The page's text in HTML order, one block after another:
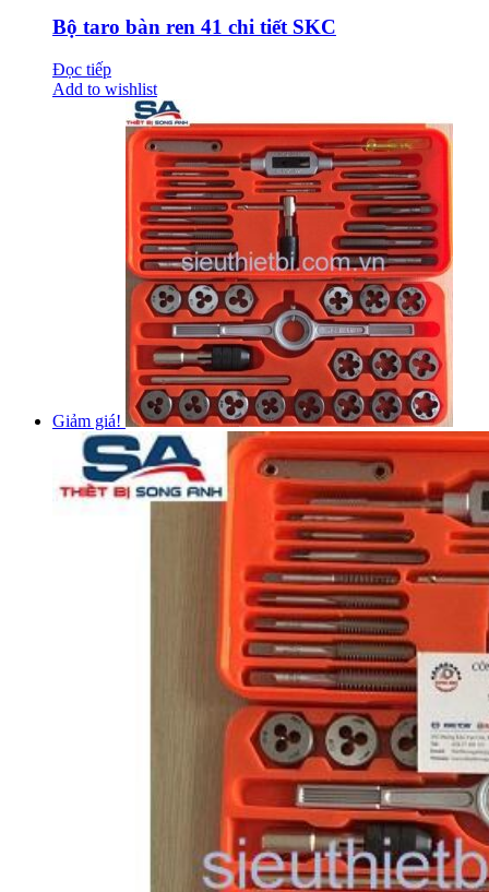
Bộ taro bàn ren 41 chi tiết SKC
Đọc tiếp
Add to wishlist
Giảm giá!